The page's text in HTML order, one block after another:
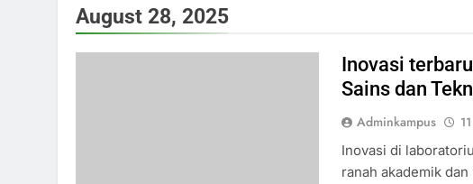
August 28, 2025
Inovasi
Sains dan
Adminkampus
Inovasi di
ranah akademik